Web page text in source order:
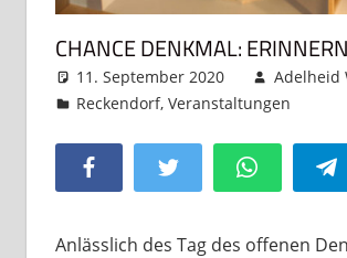
CHANCE DENKMAL: ERINNERN
11. September 2020
Adelheid
Reckendorf,Veranstaltungen
Facebook Twitter WhatsApp
Anlässlich des Tag des offenen